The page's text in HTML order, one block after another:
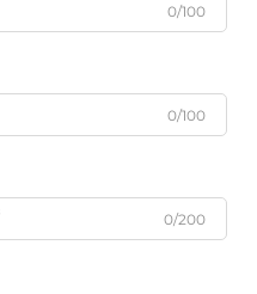
0/100
0/100
0/200